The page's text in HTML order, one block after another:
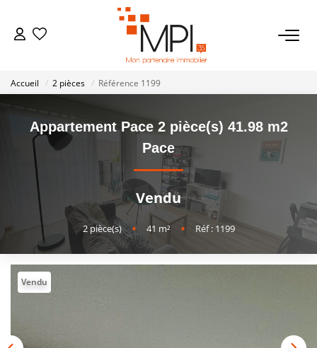
Biens Vendus
LOCATIONS
ESTIMATION
NOTRE AGENCE
Accueil 2 pièces Référence 1199
Appartement Pace 2 pièce(s) 41.98 m2
Pace
Vendu
2pièce(s) • 41 m² • Réf : 1199
Vendu